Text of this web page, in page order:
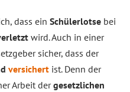
dass ein Schülerlotse bei
wird. Auch in einer
sicher, dass der
versichert ist. Denn der
Arbeit dergesetzlichen